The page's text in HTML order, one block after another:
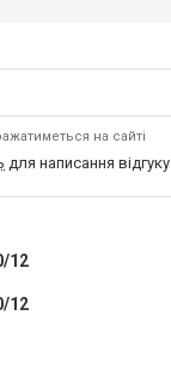
на сайті
для написання відгуку
12
12